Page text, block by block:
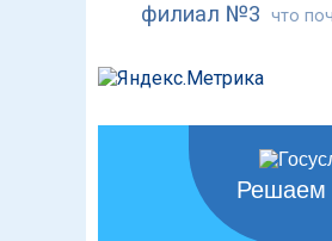
филиал №3 что
Решаем